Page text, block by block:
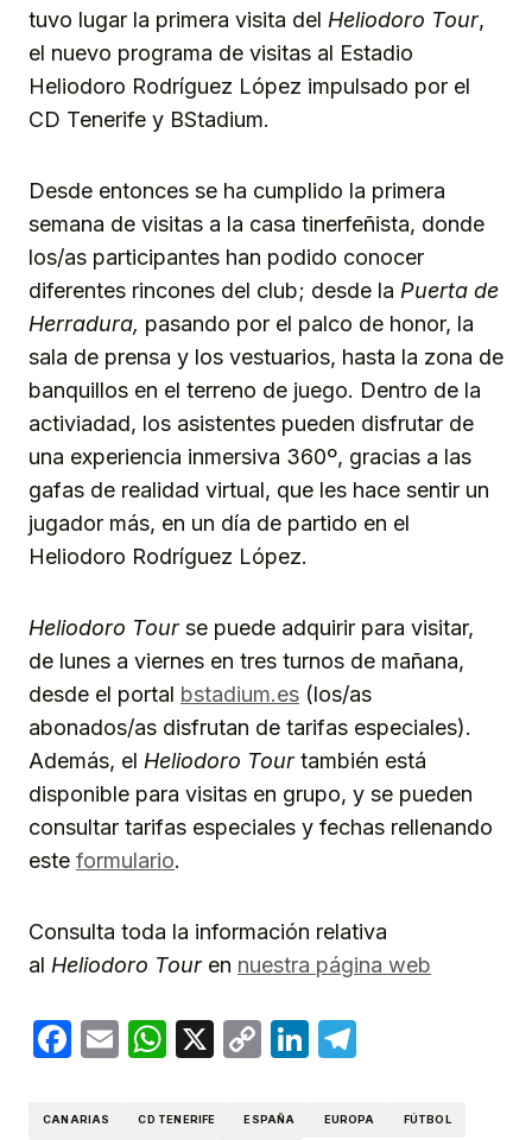
tuvo lugar la primera visita del Heliodoro Tour,
el nuevo programa de visitas al Estadio
Heliodoro Rodríguez López impulsado por el
CD Tenerife y BStadium.
Desde entonces se ha cumplido la primera
semana de visitas a la casa tinerfeñista, donde
los/as participantes han podido conocer
diferentes rincones del club; desde la Puerta de
Herradura, pasando por el palco de honor, la
sala de prensa y los vestuarios, hasta la zona de
banquillos en el terreno de juego. Dentro de la
activiadad, los asistentes pueden disfrutar de
una experiencia inmersiva 360º, gracias a las
gafas de realidad virtual, que les hace sentir un
jugador más, en un día de partido en el
Heliodoro Rodríguez López.
Heliodoro Tourse puede adquirir para visitar,
de lunes a viernes en tres turnos de mañana,
desde el portal bstadium.es (los/as
abonados/as disfrutan de tarifas especiales).
Además, el Heliodoro Tourtambién está
disponible para visitas en grupo, y se pueden
consultar tarifas especiales y fechas rellenando
este formulario.
Consulta toda la información relativa
al Heliodoro Touren nuestra página web
Facebook
EmailWhatsApp
X
CopyLinkedIn
CANARIAS CD TENERIFE ESPAÑA EUROPA FÚTBOL